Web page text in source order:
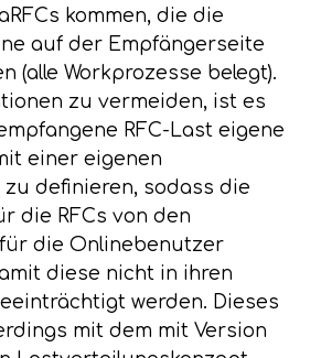
kommen, die die
auf der Empfängerseite
(alle Workprozesse belegt).
zu vermeiden, ist es
RFC-Last eigene
einer eigenen
definieren, sodass die
die RFCs von den
die Onlinebenutzer
diese nicht in ihren
werden. Dieses
mit dem mit Version